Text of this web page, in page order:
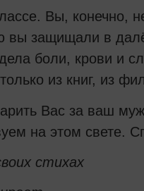
Вы, конечно,
вы защищали в
боли, крови и
из книг, из
Вас за ваш
на этом свете.
стихах